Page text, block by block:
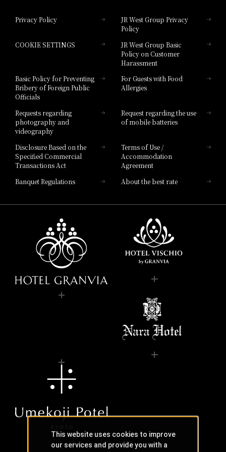
Hotel Granvia Hiroshima South Gate
Hotel Vischio Toyama
Hotel Brand
Privacy Policy
JR West Group Privacy
Policy
COOKIE SETTINGS
JR West Group Basic
Policy on Customer
Harassment
Basic Policy for Preventing
Bribery of Foreign Public
Officials
For Guests with Food
Allergies
Requests regarding
photography and
videography
Request regarding the use
of mobile batteries
Disclosure Based on the
Specified Commercial
Transactions Act
Terms of Use /
Accommodation
Agreement
Banquet Regulations
About the best rate
This website uses cookies to improve
our services and provide you with a